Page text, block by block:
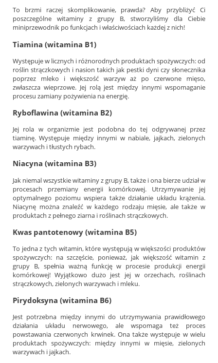
To brzmi raczej skomplikowanie, prawda? Aby przybliżyć Ci
poszczególne witaminy z grupy B, stworzyliśmy dla Ciebie
miniprzewodnik po funkcjach i właściwościach każdej z nich!
Tiamina (witamina B1)
Występuje w licznych i różnorodnych produktach spożywczych: od
roślin strączkowych i nasion takich jak pestki dyni czy słonecznika
poprzez mleko i większość warzyw aż po czerwone mięso,
zwłaszcza wieprzowe. Jej rolą jest między innymi wspomaganie
procesu zamiany pożywienia na energię.
Ryboflawina (witamina B2)
Jej rola w organizmie jest podobna do tej odgrywanej przez
tiaminę. Występuje między innymi w nabiale, jajkach, zielonych
warzywach i tłustych rybach.
Niacyna (witamina B3)
Jak niemal wszystkie witaminy z grupy B, także i ona bierze udział w
procesach przemiany energii komórkowej. Utrzymywanie jej
optymalnego poziomu wspiera także działanie układu krążenia.
Niacynę można znaleźć w każdego rodzaju mięsie, ale także w
produktach z pełnego ziarna i roślinach strączkowych.
Kwas pantotenowy (witamina B5)
To jedna z tych witamin, które występują w większości produktów
spożywczych: na szczęście, ponieważ, jak większość witamin z
grupy B, spełnia ważną funkcję w procesie produkcji energii
komórkowej! Wyjątkowo dużo jest jej w orzechach, roślinach
strączkowych, zielonych warzywach i mleku.
Pirydoksyna (witamina B6)
Jest potrzebna między innymi do utrzymywania prawidłowego
działania układu nerwowego, ale wspomaga też proces
powstawania czerwonych krwinek. Ona także występuje w wielu
produktach spożywczych: między innymi w mięsie, zielonych
warzywach i jajkach.